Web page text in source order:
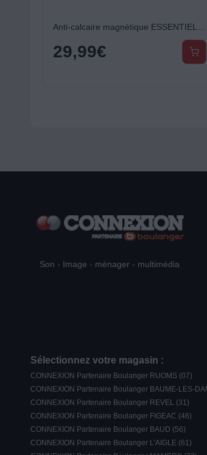
Anti-calcaire magnétique ESSENTIELB Pour lave-linge et lave vaisselle
29,99€
Son - Image - ménager - multimédia
Sélectionnez votre magasin :
CONNEXION Partenaire Boulanger RUOMS (07)
CONNEXION Partenaire Boulanger BAUME-LES-
CONNEXION Partenaire Boulanger REVEL (31)
CONNEXION Partenaire Boulanger FIGEAC (46)
CONNEXION Partenaire Boulanger BAUD (56)
CONNEXION Partenaire Boulanger L'AIGLE (61)